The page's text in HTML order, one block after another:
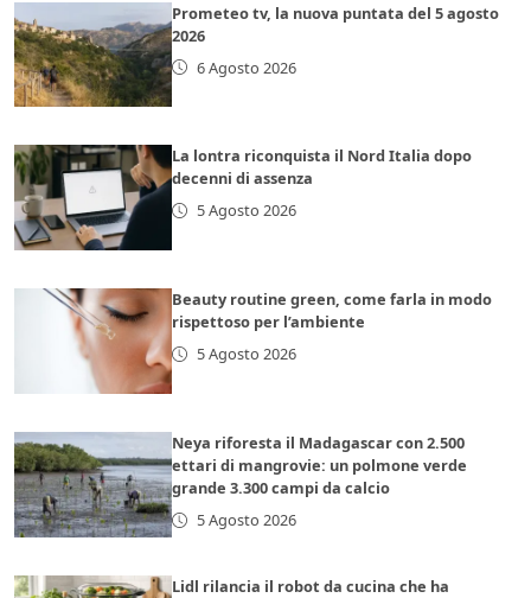
Prometeo tv, la nuova puntata del 5 agosto
2026
6 Agosto 2026
La lontra riconquista il Nord Italia dopo
decenni di assenza
5 Agosto 2026
Beauty routine green, come farla in modo
rispettoso per l’ambiente
5 Agosto 2026
Neya riforesta il Madagascar con 2.500
ettari di mangrovie: un polmone verde
grande 3.300 campi da calcio
5 Agosto 2026
Lidl rilancia il robot da cucina che ha